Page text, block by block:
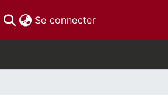
Se connecter(current)